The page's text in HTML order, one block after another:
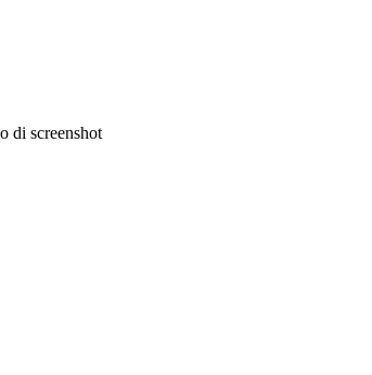
di screenshot